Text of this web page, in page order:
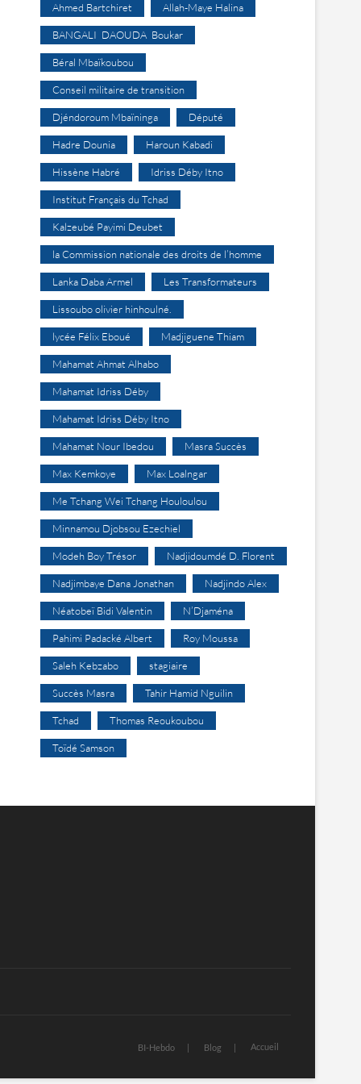
Ahmed Bartchiret Allah-Maye Halina
BANGALI DAOUDA Boukar
Béral Mbaïkoubou
Conseil militaire de transition
Djéndoroum Mbaïninga Député
Hadre Dounia Haroun Kabadi
Hissène Habré Idriss Déby Itno
Institut Français du Tchad
Kalzeubé Payimi Deubet
la Commission nationale des droits de l’homme
Lanka Daba Armel Les Transformateurs
Lissoubo olivier hinhoulné.
lycée Félix Eboué Madjiguene Thiam
Mahamat Ahmat Alhabo
Mahamat Idriss Déby
Mahamat Idriss Déby Itno
Mahamat Nour Ibedou Masra Succès
Max Kemkoye Max Loalngar
Me Tchang Wei Tchang Houloulou
Minnamou Djobsou Ezechiel
Modeh Boy Trésor Nadjidoumdé D. Florent
Nadjimbaye Dana Jonathan Nadjindo Alex
Néatobeï Bidi Valentin N’Djaména
Pahimi Padacké Albert Roy Moussa
Saleh Kebzabo stagiaire
Succès Masra Tahir Hamid Nguilin
Tchad Thomas Reoukoubou
Toïdé Samson
BI-Hebdo Blog Accueil